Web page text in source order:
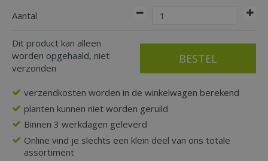
Aantal
Dit product kan alleen
worden opgehaald, niet
verzonden
verzendkosten worden in de winkelwagen berekend
planten kunnen niet worden geruild
Binnen 3 werkdagen geleverd
Online vind je slechts een klein deel van ons totale
assortiment